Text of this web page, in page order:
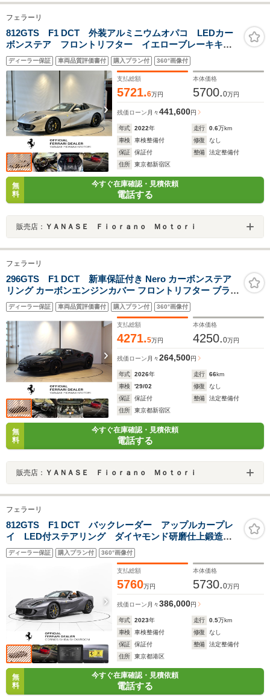
フェラーリ
812GTS F1 DCT 外装アルミニウムオパコ LEDカー
ボンステア フロントリフター イエローブレーキキャ
リパー チタン製エギゾースト 鍛造ホイール ヘッド
レスト跳馬ステッチ プレミアムオーディオ
ディーラー保証 車両品質評価書付 購入プラン付 360°画像付
支払総額
5721.6万円
本体価格
5700.0万円
残価ローン 月々441,600円
年式 2022年 走行 0.6万km
車検
車検整備付 修復
なし
保証
保証付 整備
法定整備付
住所
東京都新宿区
無
料
今すぐ在庫確認・見積依頼
電話する
販売店： ＹＡＮＡＳＥ Ｆｉｏｒａｎｏ Ｍｏｔｏｒｉ
フェラーリ
296GTS F1 DCT 新車保証付き Nero カーボンステア
リング カーボンエンジンカバー フロントリフター ブラッ
クブレーキキャリパー ブラックエギゾーストパイプ ブラ
インドスポットリアレーダー
ディーラー保証 車両品質評価書付 購入プラン付 360°画像付
支払総額
4271.5万円
本体価格
4250.0万円
残価ローン 月々264,500円
年式 2026年 走行 66km
車検
'29/02 修復
なし
保証
保証付 整備
法定整備付
住所
東京都新宿区
無
料
今すぐ在庫確認・見積依頼
電話する
販売店： ＹＡＮＡＳＥ Ｆｉｏｒａｎｏ Ｍｏｔｏｒｉ
フェラーリ
812GTS F1 DCT バックレーダー アップルカープレ
イ LED付ステアリング ダイヤモンド研磨仕上鍛造レ
ーシングホイール リフター カーペット刺繍
ディーラー保証 購入プラン付 360°画像付
支払総額
5760万円
本体価格
5730.0万円
残価ローン 月々386,000円
年式 2023年 走行 0.5万km
車検
車検整備付 修復
なし
保証
保証付 整備
法定整備付
住所
東京都港区
無
料
今すぐ在庫確認・見積依頼
電話する